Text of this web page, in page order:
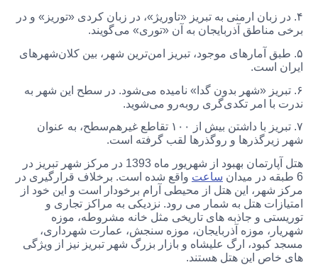
۴. در زبان ارمنی به تبریز «تاوریژ»، در زبان کردی «توریز» و در
برخی مناطق آذربایجان به آن «توری» می‌گویند.
۵. طبق آمارهای موجود، تبریز امن‌ترین شهر، بین کلان‌شهرهای
ایران است.
۶. تبریز «شهر بدون گدا» نامیده می‌شود. در سطح این شهر به
ندرت با امر تکدی‌گری روبه‌رو می‌شوید.
۷. تبریز با داشتن بیش از ۱۰۰ تقاطع غیرهم‌سطح، به عنوان
شهر زیرگذرها و روگذرها لقب گرفته است.
هتل آپارتمان بهبود از شهریور ماه 1393 در مرکز شهر تبریز در
6 طبقه در میدان
ساعت واقع شده است. برخلاف قرارگیری در
مرکز شهر، این هتل از محیطی آرام برخودار است و این خود از
امتیازات هتل به شمار می رود. نزدیکی به مراکز تجاری و
توریستی و جاذبه های تاریخی مثل خانه مشروطه، موزه
شهریار، موزه آذربایجان، موزه سنجش، عمارت شهرداری،
مسجد کبود، ارگ علیشاه و بازار بزرگ شهر تبریز نیز از ویژگی
های خاص این هتل هستند.